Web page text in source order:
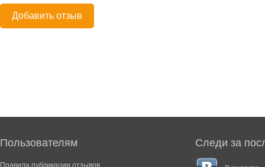
Добавить отзыв
Пользователям
Правила публикации отзывов
Следи за